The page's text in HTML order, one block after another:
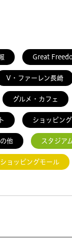
Great
V・ファーレン長崎
グルメ・カフェ
ショッピング
他 スタジアム
ショッピングモール